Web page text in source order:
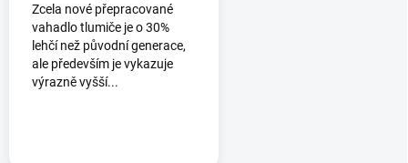
Zcela nové přepracované
vahadlo tlumiče je o 30%
lehčí než původní generace,
ale především je vykazuje
výrazně vyšší...